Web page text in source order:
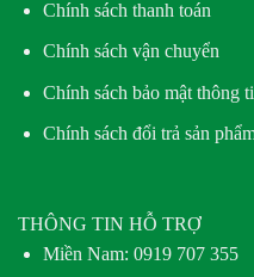
Chính sách thanh toán
Chính sách vận chuyển
Chính sách bảo mật thông
Chính sách đổi trả sản
THÔNG TIN HỖ TRỢ
Miền Nam: 0919 707 355